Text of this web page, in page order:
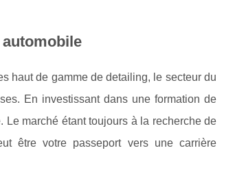
haut de gamme de detailing, le secteur du
En investissant dans une formation de
marché étant toujours à la recherche de
être votre passeport vers une carrière